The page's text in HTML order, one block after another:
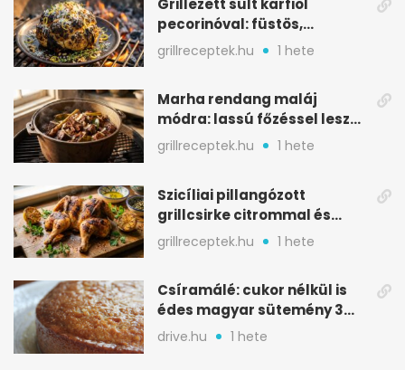
Grillezett sült karfiol
pecorinóval: füstös,
karamellizált nyári kedvenc
grillreceptek.hu 1 hete
Marha rendang maláj
módra: lassú főzéssel lesz
igazán szaftos
grillreceptek.hu 1 hete
Szicíliai pillangózott
grillcsirke citrommal és
oregánóval
grillreceptek.hu 1 hete
Csíramálé: cukor nélkül is
édes magyar sütemény 3
alapanyagból
drive.hu 1 hete